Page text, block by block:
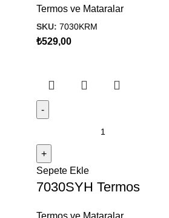
Termos ve Mataralar
SKU: 7030KRM
₺529,00
Sepete Ekle
7030SYH Termos
Termos ve Mataralar